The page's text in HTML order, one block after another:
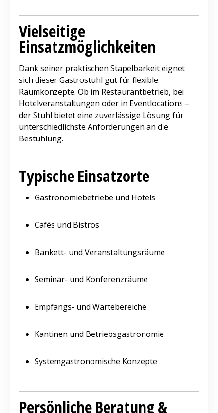
Vielseitige
Einsatzmöglichkeiten
Dank seiner praktischen Stapelbarkeit eignet
sich dieser Gastrostuhl gut für flexible
Raumkonzepte. Ob im Restaurantbetrieb, bei
Hotelveranstaltungen oder in Eventlocations –
der Stuhl bietet eine zuverlässige Lösung für
unterschiedlichste Anforderungen an die
Bestuhlung.
Typische Einsatzorte
Gastronomiebetriebe und Hotels
Cafés und Bistros
Bankett- und Veranstaltungsräume
Seminar- und Konferenzräume
Empfangs- und Wartebereiche
Kantinen und Betriebsgastronomie
Systemgastronomische Konzepte
Persönliche Beratung &